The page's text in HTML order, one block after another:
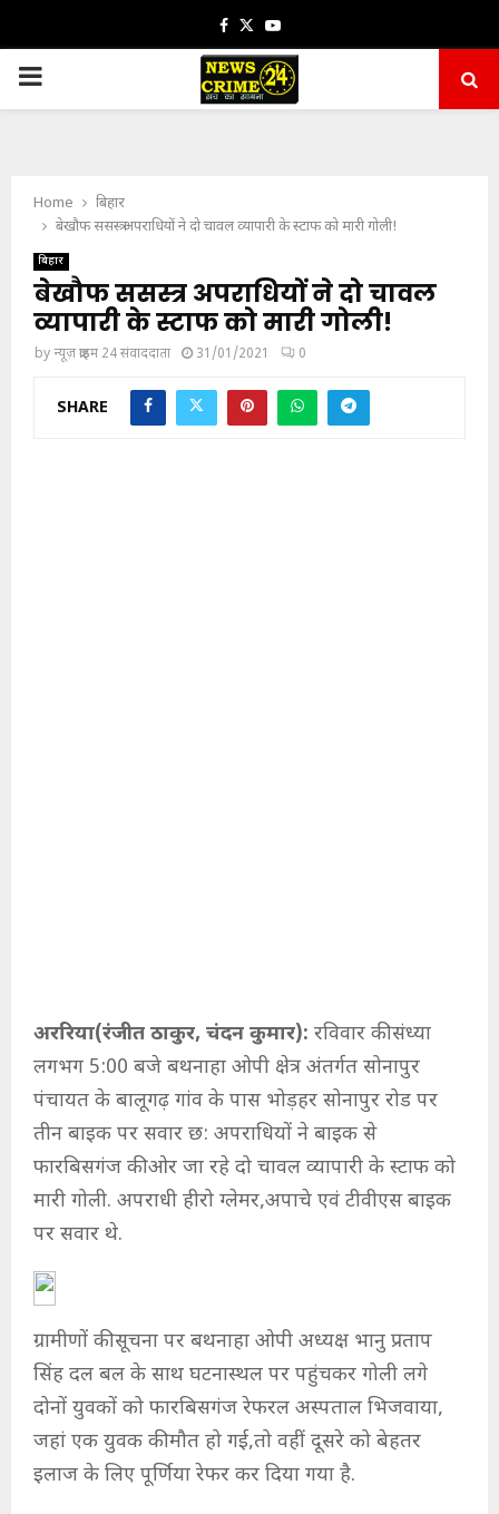
Facebook
TwitterYoutube
PRIMARY
Home
बिहार
बेखौफ ससस्त्र अपराधियों ने दो चावल व्यापारी के स्टाफ को मारी गोली!
बिहार
बेखौफ ससस्त्र अपराधियों ने दो चावल
व्यापारी के स्टाफ को मारी गोली!
byन्यूज़ क्राइम 24 संवाददाता 31/01/2021 0
SHARE
अररिया(रंजीत ठाकुर, चंदन कुमार): रविवार की संध्या
लगभग 5:00 बजे बथनाहा ओपी क्षेत्र अंतर्गत सोनापुर
पंचायत के बालूगढ़ गांव के पास भोड़हर सोनापुर रोड पर
तीन बाइक पर सवार छ: अपराधियों ने बाइक से
फारबिसगंज की ओर जा रहे दो चावल व्यापारी के स्टाफ को
मारी गोली. अपराधी हीरो ग्लेमर,अपाचे एवं टीवीएस बाइक
पर सवार थे.
ग्रामीणों की सूचना पर बथनाहा ओपी अध्यक्ष भानु प्रताप
सिंह दल बल के साथ घटनास्थल पर पहुंचकर गोली लगे
दोनों युवकों को फारबिसगंज रेफरल अस्पताल भिजवाया,
जहां एक युवक की मौत हो गई,तो वहीं दूसरे को बेहतर
इलाज के लिए पूर्णिया रेफर कर दिया गया है.